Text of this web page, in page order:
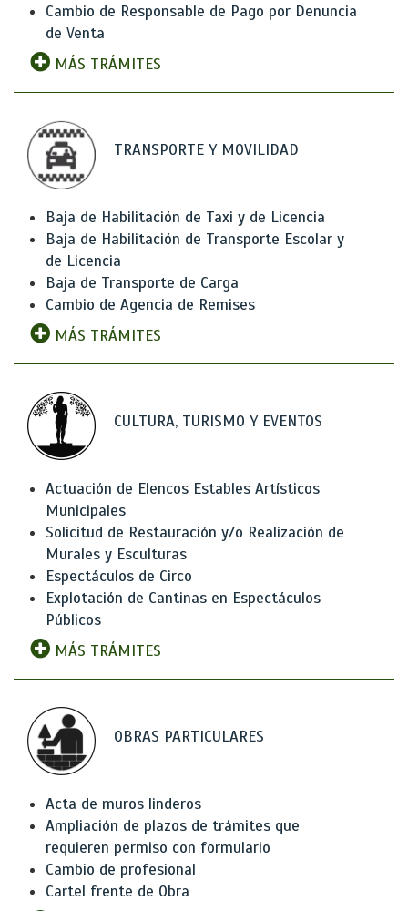
Cambio de Responsable de Pago por Denuncia
de Venta
MÁS TRÁMITES
TRANSPORTE Y MOVILIDAD
Baja de Habilitación de Taxi y de Licencia
Baja de Habilitación de Transporte Escolar y
de Licencia
Baja de Transporte de Carga
Cambio de Agencia de Remises
MÁS TRÁMITES
CULTURA, TURISMO Y EVENTOS
Actuación de Elencos Estables Artísticos
Municipales
Solicitud de Restauración y/o Realización de
Murales y Esculturas
Espectáculos de Circo
Explotación de Cantinas en Espectáculos
Públicos
MÁS TRÁMITES
OBRAS PARTICULARES
Acta de muros linderos
Ampliación de plazos de trámites que
requieren permiso con formulario
Cambio de profesional
Cartel frente de Obra